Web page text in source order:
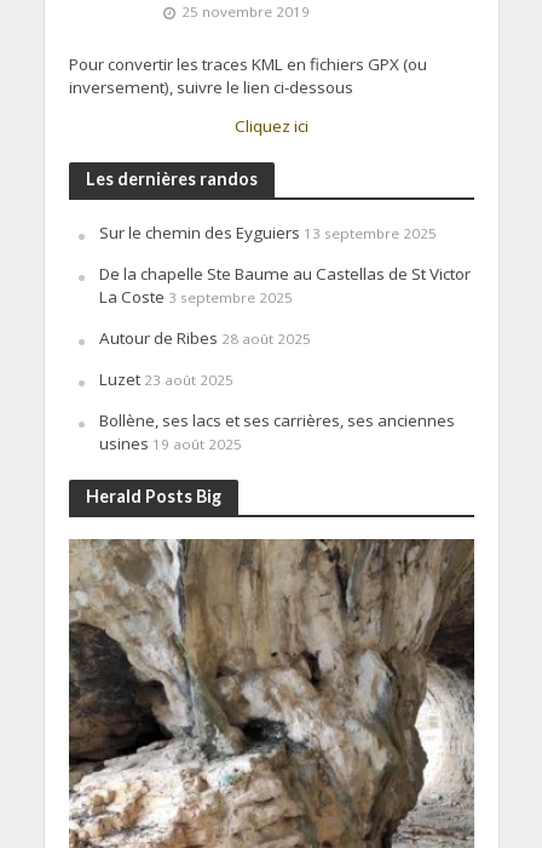
25 novembre 2019
Pour convertir les traces KML en fichiers GPX (ou
inversement), suivre le lien ci-dessous
Cliquez ici
Les dernières randos
Sur le chemin des Eyguiers 13 septembre 2025
De la chapelle Ste Baume au Castellas de St Victor
La Coste 3 septembre 2025
Autour de Ribes 28 août 2025
Luzet 23 août 2025
Bollène, ses lacs et ses carrières, ses anciennes
usines 19 août 2025
Herald Posts Big